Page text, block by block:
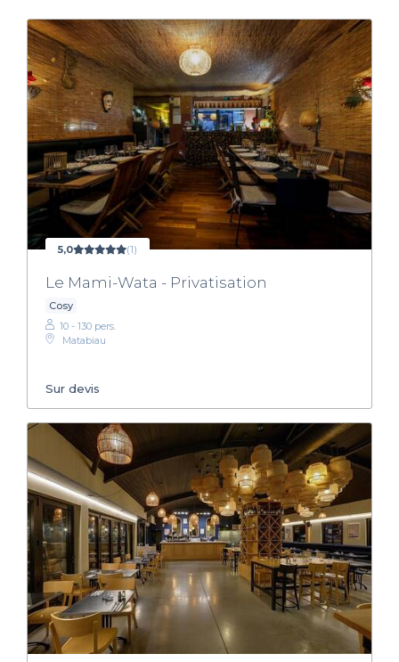
5,0 (1)
Le Mami-Wata - Privatisation
Cosy
10 - 130 pers.
Matabiau
Sur devis